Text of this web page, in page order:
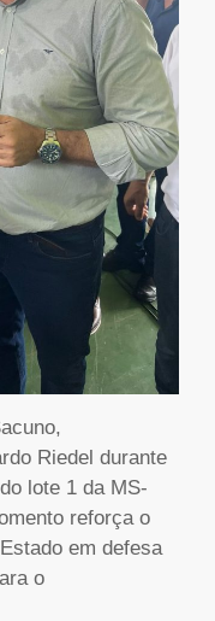
Riedel durante
lote 1 da MS-
reforça o
em defesa
o